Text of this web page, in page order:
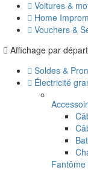
Voitures &
Home
Vouchers &
Affichage par
Soldes &
Électricité
Fantôme